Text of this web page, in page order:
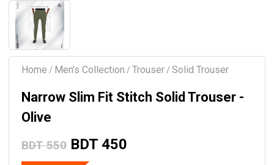
Home / Men's Collection / Trouser / Solid Trouser
Narrow Slim Fit Stitch Solid Trouser -
Olive
BDT 550BDT 450